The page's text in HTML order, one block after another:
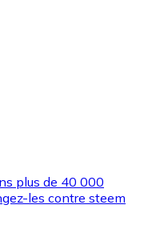
vos marques
plus de 40 000
les contre steem